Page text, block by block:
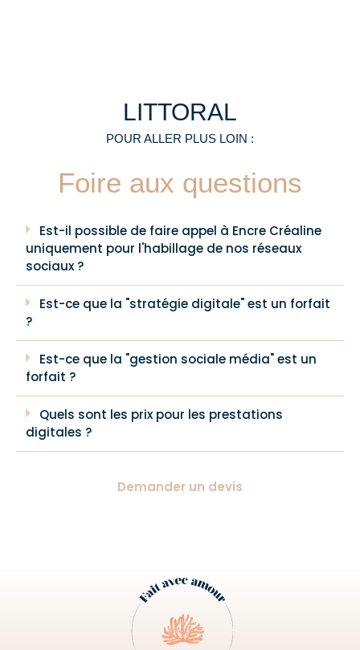
LITTORAL
POUR ALLER PLUS LOIN :
Foire aux questions
Est-il possible de faire appel à Encre Créaline
uniquement pour l'habillage de nos réseaux
sociaux ?
Est-ce que la "stratégie digitale" est un forfait
?
Est-ce que la "gestion sociale média" est un
forfait ?
Quels sont les prix pour les prestations
digitales ?
Demander un devis